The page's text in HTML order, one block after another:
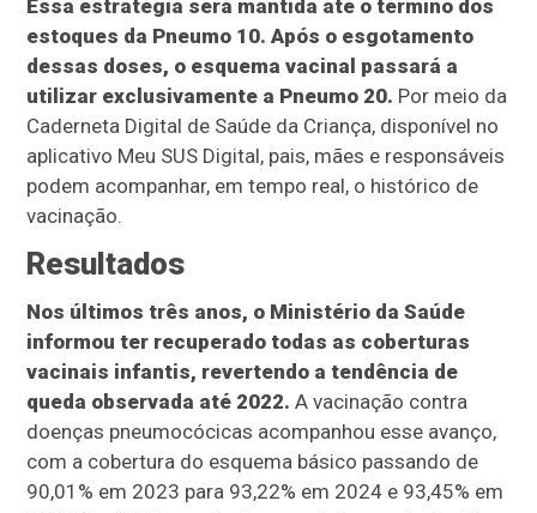
Essa estratégia será mantida até o término dos
estoques da Pneumo 10. Após o esgotamento
dessas doses, o esquema vacinal passará a
utilizar exclusivamente a Pneumo 20. Por meio da
Caderneta Digital de Saúde da Criança, disponível no
aplicativo Meu SUS Digital, pais, mães e responsáveis
podem acompanhar, em tempo real, o histórico de
vacinação.
Resultados
Nos últimos três anos, o Ministério da Saúde
informou ter recuperado todas as coberturas
vacinais infantis, revertendo a tendência de
queda observada até 2022. A vacinação contra
doenças pneumocócicas acompanhou esse avanço,
com a cobertura do esquema básico passando de
90,01% em 2023 para 93,22% em 2024 e 93,45% em